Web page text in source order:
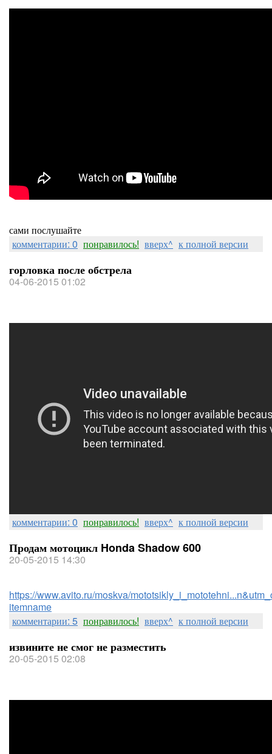
сами послушайте
комментарии: 0 понравилось! вверх^ к полной версии
горловка после обстрела
04-06-2015 01:02
комментарии: 0 понравилось! вверх^ к полной версии
Продам мотоцикл Honda Shadow 600
20-05-2015 14:30
https://www.avito.ru/moskva/
itemname
комментарии: 5 понравилось! вверх^ к полной версии
извините не смог не разместить
20-05-2015 02:08